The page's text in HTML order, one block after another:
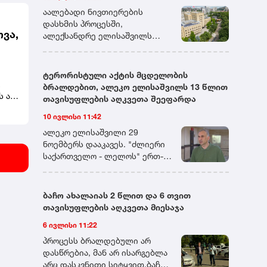
არ
დადგენილ ვადაში მიმართავს.
აალებადი ნივთიერების
დასხმის პროცესში,
ალექსანდრე ელისაშვილს
მიუსწრეს. ერთ-ერთი
მანდატურის დანახვისთანავე,
ალექსანდრე ელისაშვილი
ცემა. დაკავების პროცესში,
მანდატურის სამსახურის სამი
თანამშრომელი ცდილობდა
ალექსანდრე ელისაშვილის
ცეცხლის წაკიდების
საშუალების მოსპობას და
განიარაღებას. თავდამსხმელი,
თავის მხრივ, ცდილობდა
ცეცხლსასროლი იარაღის
ამოღებას და გამოყენებას.
ალექსანდრე ელისაშვილმა
ტერორისტული აქტის მცდელობის
ბრალდებით, ალეკო ელისაშვილს 13 წლით
თავისუფლების აღკვეთა შეეფარდა
10 ივლისი 11:42
ალეკო ელისაშვილი 29
ნოემბერს დააკავეს. "ძლიერი
საქართველო - ლელოს" ერთ-
პროკურატურამ 30 ნოემბერს
ელისაშვილს თბილისის
ტერორისტული აქტის ჩადენის
მცდელობის ფაქტზე,
საქართველოს სისხლის
სამართლის კოდექსის 19-323-ე
ბაჩო ახალაიას 2 წლით და 6 თვით
თავისუფლების აღკვეთა მიესაჯა
6 ივლისი 11:22
პროცესს ბრალდებული არ
დასწრებია, მან არ ისარგებლა
არც დასკვნითი სიტყვით.ბაჩო